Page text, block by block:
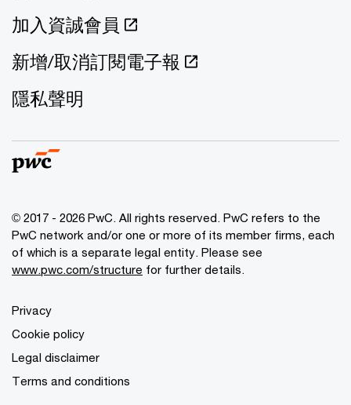
加入資誠會員
新增/取消訂閱電子報
隱私聲明
© 2017 - 2026 PwC. All rights reserved. PwC refers to the
PwC network and/or one or more of its member firms, each
of which is a separate legal entity. Please see
www.pwc.com/structure for further details.
Privacy
Cookie policy
Legal disclaimer
Terms and conditions